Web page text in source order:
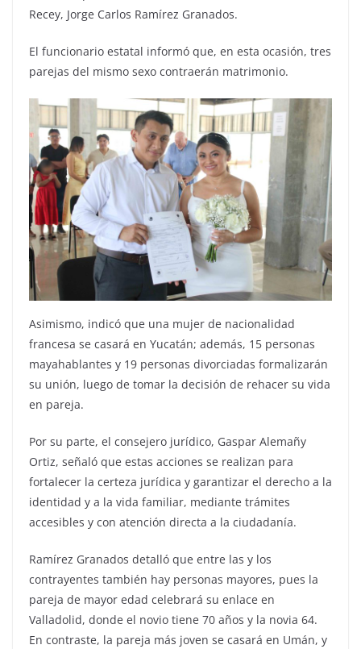
Recey, Jorge Carlos Ramírez Granados.
El funcionario estatal informó que, en esta ocasión, tres
parejas del mismo sexo contraerán matrimonio.
Asimismo, indicó que una mujer de nacionalidad
francesa se casará en Yucatán; además, 15 personas
mayahablantes y 19 personas divorciadas formalizarán
su unión, luego de tomar la decisión de rehacer su vida
en pareja.
Por su parte, el consejero jurídico, Gaspar Alemañy
Ortiz, señaló que estas acciones se realizan para
fortalecer la certeza jurídica y garantizar el derecho a la
identidad y a la vida familiar, mediante trámites
accesibles y con atención directa a la ciudadanía.
Ramírez Granados detalló que entre las y los
contrayentes también hay personas mayores, pues la
pareja de mayor edad celebrará su enlace en
Valladolid, donde el novio tiene 70 años y la novia 64.
En contraste, la pareja más joven se casará en Umán, y